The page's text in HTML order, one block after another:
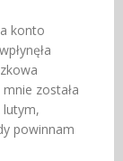
konto
została
lutym,
powinnam